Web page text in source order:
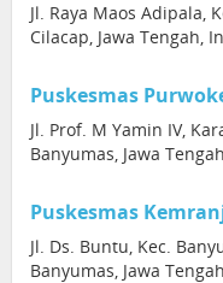
Jl. Raya Maos Adipala,
Cilacap, Jawa Tengah,
Puskesmas
Jl. Prof. M Yamin IV,
Banyumas, Jawa
Puskesmas
Jl. Ds. Buntu, Kec.
Banyumas, Jawa